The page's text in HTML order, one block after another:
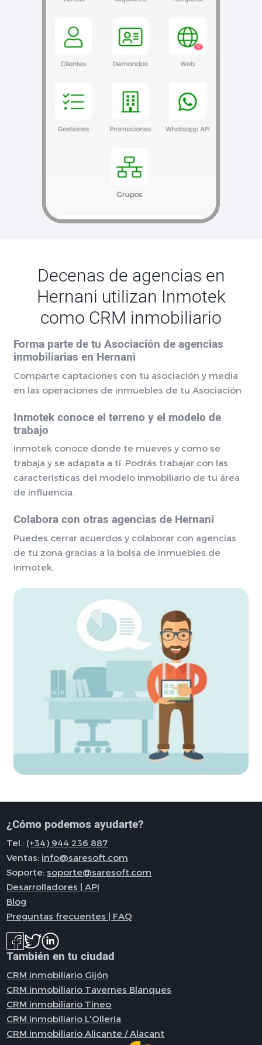
Decenas de agencias en
Hernani utilizan Inmotek
como CRM inmobiliario
Forma parte de tu Asociación de agencias
inmobiliarias en Hernani
Comparte captaciones con tu asociación y media
en las operaciones de inmuebles de tu Asociación
Inmotek conoce el terreno y el modelo de
trabajo
Inmotek conoce donde te mueves y como se
trabaja y se adapata a tí. Podrás trabajar con las
características del modelo inmobiliario de tu área
de influencia.
Colabora con otras agencias de Hernani
Puedes cerrar acuerdos y colaborar con agencias
de tu zona gracias a la bolsa de inmuebles de
Inmotek.
¿Cómo podemos ayudarte?
Tel.: (+34) 944 236 887
Ventas: info@saresoft.com
Soporte:soporte@saresoft.com
Desarrolladores | API
Blog
Preguntas frecuentes | FAQ
También en tu ciudad
CRM inmobiliario Gijón
CRM inmobiliario Tavernes Blanques
CRM inmobiliario Tineo
CRM inmobiliario L'Olleria
CRM inmobiliario Alicante / Alacant